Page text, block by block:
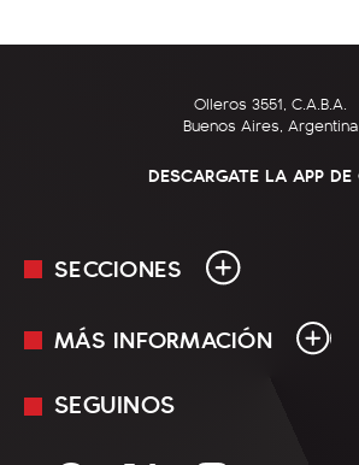
Olleros 3551, C.A.B.A.
Buenos Aires, Argentina
DESCARGATE LA APP
SECCIONES
En Vivo
MÁS INFORMACIÓN
Mediakit
Términos y condiciones
SEGUINOS